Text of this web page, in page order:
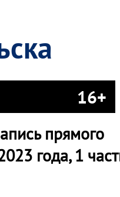
16+
прямого
года, 1